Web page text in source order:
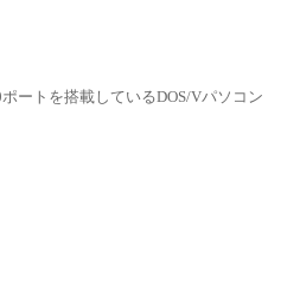
ポートを搭載しているDOS/Vパソコン